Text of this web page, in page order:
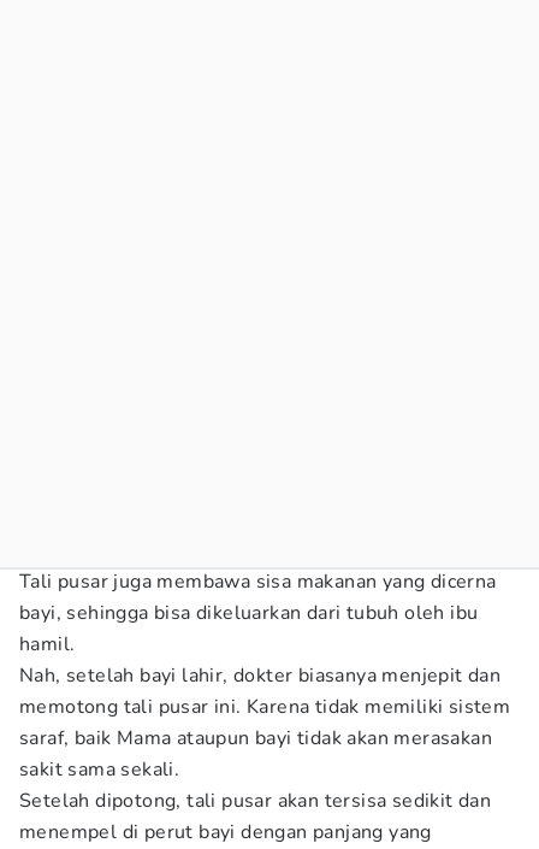
Tali pusar juga membawa sisa makanan yang dicerna
bayi, sehingga bisa dikeluarkan dari tubuh oleh ibu
hamil.
Nah, setelah bayi lahir, dokter biasanya menjepit dan
memotong tali pusar ini. Karena tidak memiliki sistem
saraf, baik Mama ataupun bayi tidak akan merasakan
sakit sama sekali.
Setelah dipotong, tali pusar akan tersisa sedikit dan
menempel di perut bayi dengan panjang yang